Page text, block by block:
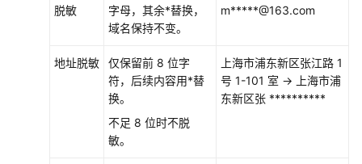
脱敏
字母，其余*替换，
域名保持不变。
m*****@163.com
地址脱敏
仅保留前 8 位字
符，后续内容用*替
换。
不足 8 位时不脱
敏。
上海市浦东新区张江路 1
号 1-101 室 → 上海市浦
东新区张 **********